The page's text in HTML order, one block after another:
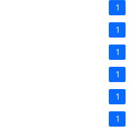
1
1
1
1
1
1